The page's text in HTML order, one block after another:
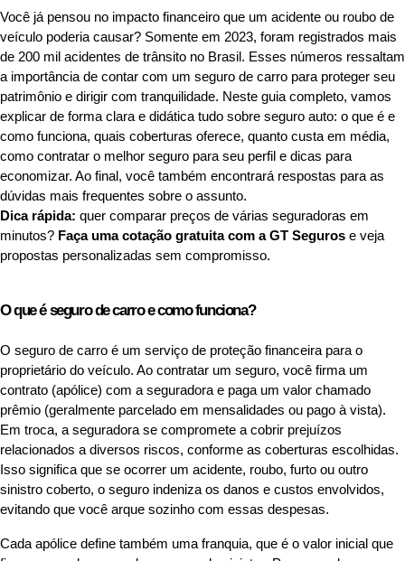
Você já pensou no impacto financeiro que um acidente ou roubo de
veículo poderia causar? Somente em 2023, foram registrados mais
de 200 mil acidentes de trânsito no Brasil. Esses números ressaltam
a importância de contar com um seguro de carro para proteger seu
patrimônio e dirigir com tranquilidade. Neste guia completo, vamos
explicar de forma clara e didática tudo sobre seguro auto: o que é e
como funciona, quais coberturas oferece, quanto custa em média,
como contratar o melhor seguro para seu perfil e dicas para
economizar. Ao final, você também encontrará respostas para as
dúvidas mais frequentes sobre o assunto.
Dica rápida: quer comparar preços de várias seguradoras em
minutos? Faça uma cotação gratuita com a GT Seguros e veja
propostas personalizadas sem compromisso.
O que é seguro de carro e como funciona?
O seguro de carro é um serviço de proteção financeira para o
proprietário do veículo. Ao contratar um seguro, você firma um
contrato (apólice) com a seguradora e paga um valor chamado
prêmio (geralmente parcelado em mensalidades ou pago à vista).
Em troca, a seguradora se compromete a cobrir prejuízos
relacionados a diversos riscos, conforme as coberturas escolhidas.
Isso significa que se ocorrer um acidente, roubo, furto ou outro
sinistro coberto, o seguro indeniza os danos e custos envolvidos,
evitando que você arque sozinho com essas despesas.
Cada apólice define também uma franquia, que é o valor inicial que